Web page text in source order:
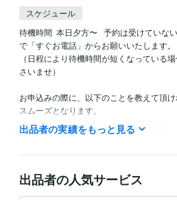
スケジュール
待機時間  本日夕方〜   予約は受けていな
で「すぐお電話」からお願いいたします
（日程により待機時間が短くなっている
さいませ）
お申込みの際に、以下のことを教えて頂
スムーズとなります。
（お電話後でもOKです）
お相手のお誕生日(西暦)
経験職種
出品者の実績をもっと見る
出品者の人気サービス